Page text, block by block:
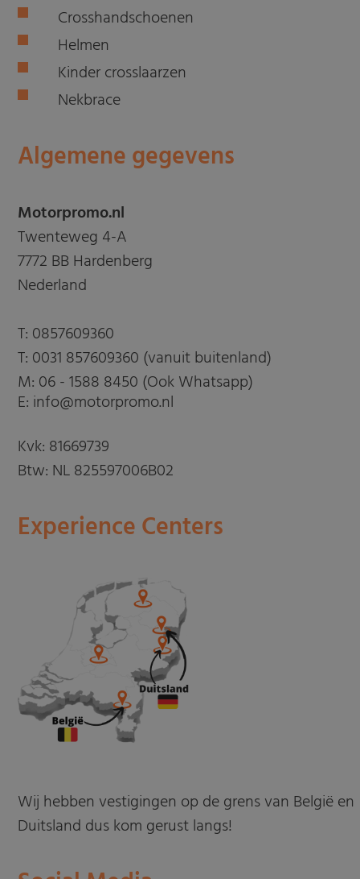
Crosshandschoenen
Helmen
Kinder crosslaarzen
Nekbrace
Algemene gegevens
Motorpromo.nl
Twenteweg 4-A
7772 BB Hardenberg
Nederland
T: 0857609360
T: 0031 857609360 (vanuit buitenland)
M: 06 - 1588 8450 (Ook Whatsapp)
E: info@motorpromo.nl
Kvk: 81669739
Btw: NL 825597006B02
Experience Centers
Wij hebben vestigingen op de grens van België en
Duitsland dus kom gerust langs!